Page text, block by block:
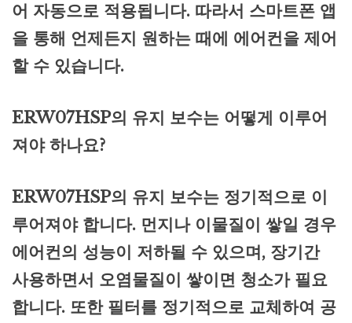
어 자동으로 적용됩니다. 따라서 스마트폰 앱
을 통해 언제든지 원하는 때에 에어컨을 제어
할 수 있습니다.
ERW07HSP의 유지 보수는 어떻게 이루어
져야 하나요?
ERW07HSP의 유지 보수는 정기적으로 이
루어져야 합니다. 먼지나 이물질이 쌓일 경우
에어컨의 성능이 저하될 수 있으며, 장기간
사용하면서 오염물질이 쌓이면 청소가 필요
합니다. 또한 필터를 정기적으로 교체하여 공